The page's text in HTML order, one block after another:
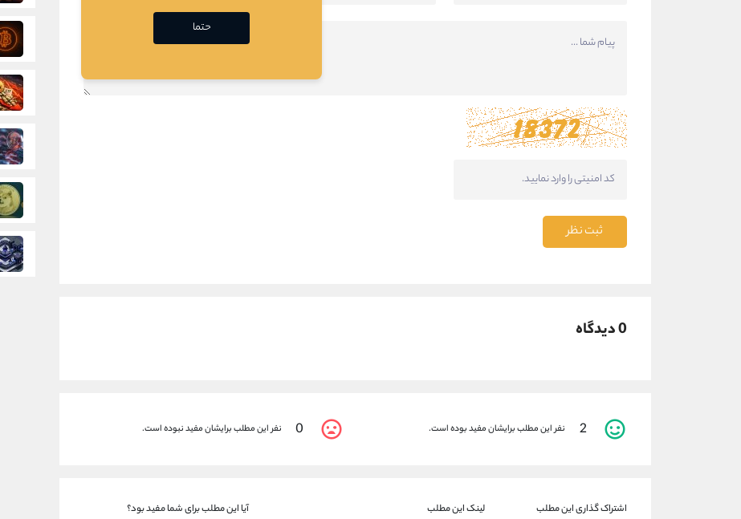
ثبت نظر
0 دیدگاه
2 نفر این مطلب برایشان مفید بوده است. 0 نفر این مطلب برایشان مفید نبوده است.
اشتراک گذاری این مطلب لینک این مطلب آیا این مطلب برای شما مفید بود؟
حتما